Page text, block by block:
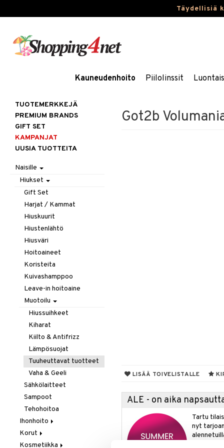
Täydellisiä
Kauneudenhoito Piilolinssit
Got2b
LISÄÄ TOIVELISTALLE
ALE - on aika
Tartu
nyt
TUOTEMERKKEJÄ
PREMIUM BRANDS
GIFT SET
KAMPANJAT
UUSIA TUOTTEITA
Naisille
Hiukset
Gift Set
Harjat / Kammat
Hiuskuurit
Hiustenlähtö
Hiusväri
Hoitoaineet
Koristeita
Kuivashamppoo
Leave-in hoitoaine
Muotoilu
Hiussuihkeet
Kiharat
Kiilto & Antifrizz
Lämpösuojat
Tuuheuttavat tuotteet
Vaha & Geeli
Sähkölaitteet
Sampoot
Tehohoitoa
Ihonhoito
Aurinkotuotteet
Erikoistuotteet
Korut
Kaulakorut
Kosmetiikka